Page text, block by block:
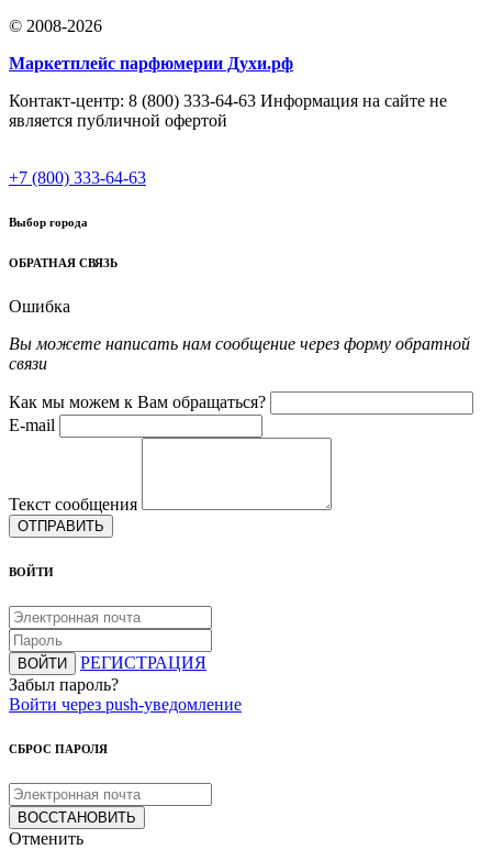
© 2008-2026
Маркетплейс парфюмерии Духи.рф
Контакт-центр: 8 (800) 333-64-63 Информация на сайте не
является публичной офертой
+7 (800) 333-64-63
Выбор города
ОБРАТНАЯ СВЯЗЬ
Ошибка
Вы можете написать нам сообщение через форму обратной
связи
Как мы можем к Вам обращаться?
E-mail
Текст сообщения
ОТПРАВИТЬ
ВОЙТИ
ВОЙТИ
РЕГИСТРАЦИЯ
Забыл пароль?
Войти через push-уведомление
СБРОС ПАРОЛЯ
ВОССТАНОВИТЬ
Отменить